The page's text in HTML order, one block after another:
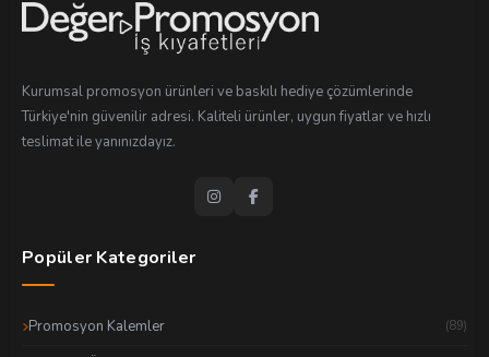
Kurumsal promosyon ürünleri ve baskılı hediye çözümlerinde
Türkiye'nin güvenilir adresi. Kaliteli ürünler, uygun fiyatlar ve hızlı
teslimat ile yanınızdayız.
Popüler Kategoriler
Promosyon Kalemler (89)